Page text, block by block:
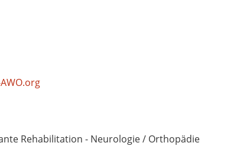
Rehabilitation - Neurologie / Orthopädie